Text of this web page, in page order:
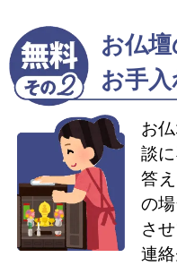
お仏
お手
お
談
答
の
さ
連